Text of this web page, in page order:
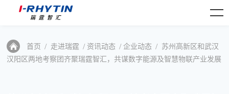
首页 走进瑞霆 资讯动态 企业动态
苏州高新区和武汉
汉阳区两地考察团齐聚瑞霆智汇，共谋数字能源及智慧物联产业发展